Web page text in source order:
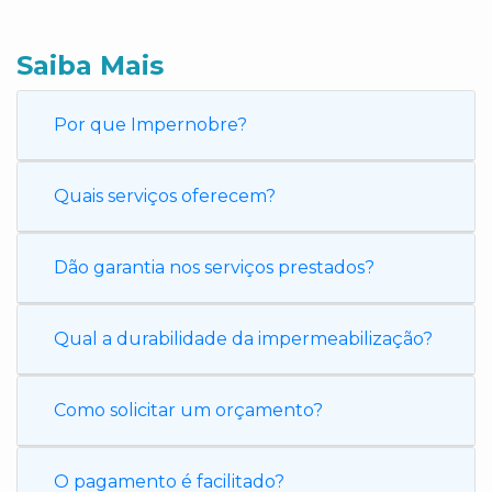
Saiba Mais
Por que Impernobre?
Quais serviços oferecem?
Dão garantia nos serviços prestados?
Qual a durabilidade da impermeabilização?
Como solicitar um orçamento?
O pagamento é facilitado?